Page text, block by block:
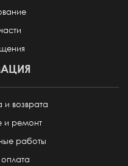
возврата
и ремонт
работы